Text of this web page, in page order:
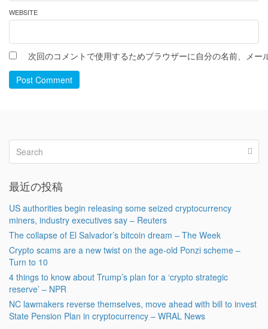
WEBSITE
次回のコメントで使用するためブラウザーに自分の名前、メー
Post Comment
最近の投稿
US authorities begin releasing some seized cryptocurrency
miners, industry executives say – Reuters
The collapse of El Salvador’s bitcoin dream – The Week
Crypto scams are a new twist on the age-old Ponzi scheme –
Turn to 10
4 things to know about Trump’s plan for a ‘crypto strategic
reserve’ – NPR
NC lawmakers reverse themselves, move ahead with bill to invest
State Pension Plan in cryptocurrency – WRAL News